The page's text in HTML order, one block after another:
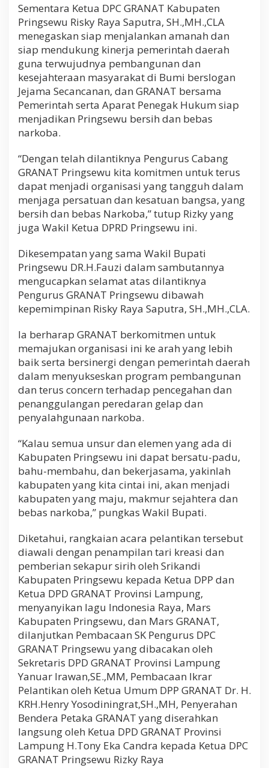
Sementara Ketua DPC GRANAT Kabupaten
Pringsewu Risky Raya Saputra, SH.,MH.,CLA
menegaskan siap menjalankan amanah dan
siap mendukung kinerja pemerintah daerah
guna terwujudnya pembangunan dan
kesejahteraan masyarakat di Bumi berslogan
Jejama Secancanan, dan GRANAT bersama
Pemerintah serta Aparat Penegak Hukum siap
menjadikan Pringsewu bersih dan bebas
narkoba.
“Dengan telah dilantiknya Pengurus Cabang
GRANAT Pringsewu kita komitmen untuk terus
dapat menjadi organisasi yang tangguh dalam
menjaga persatuan dan kesatuan bangsa, yang
bersih dan bebas Narkoba,” tutup Rizky yang
juga Wakil Ketua DPRD Pringsewu ini.
Dikesempatan yang sama Wakil Bupati
Pringsewu DR.H.Fauzi dalam sambutannya
mengucapkan selamat atas dilantiknya
Pengurus GRANAT Pringsewu dibawah
kepemimpinan Risky Raya Saputra, SH.,MH.,CLA.
Ia berharap GRANAT berkomitmen untuk
memajukan organisasi ini ke arah yang lebih
baik serta bersinergi dengan pemerintah daerah
dalam menyukseskan program pembangunan
dan terus concern terhadap pencegahan dan
penanggulangan peredaran gelap dan
penyalahgunaan narkoba.
“Kalau semua unsur dan elemen yang ada di
Kabupaten Pringsewu ini dapat bersatu-padu,
bahu-membahu, dan bekerjasama, yakinlah
kabupaten yang kita cintai ini, akan menjadi
kabupaten yang maju, makmur sejahtera dan
bebas narkoba,” pungkas Wakil Bupati.
Diketahui, rangkaian acara pelantikan tersebut
diawali dengan penampilan tari kreasi dan
pemberian sekapur sirih oleh Srikandi
Kabupaten Pringsewu kepada Ketua DPP dan
Ketua DPD GRANAT Provinsi Lampung,
menyanyikan lagu Indonesia Raya, Mars
Kabupaten Pringsewu, dan Mars GRANAT,
dilanjutkan Pembacaan SK Pengurus DPC
GRANAT Pringsewu yang dibacakan oleh
Sekretaris DPD GRANAT Provinsi Lampung
Yanuar Irawan,SE.,MM, Pembacaan Ikrar
Pelantikan oleh Ketua Umum DPP GRANAT Dr. H.
KRH.Henry Yosodiningrat,SH.,MH, Penyerahan
Bendera Petaka GRANAT yang diserahkan
langsung oleh Ketua DPD GRANAT Provinsi
Lampung H.Tony Eka Candra kepada Ketua DPC
GRANAT Pringsewu Rizky Raya